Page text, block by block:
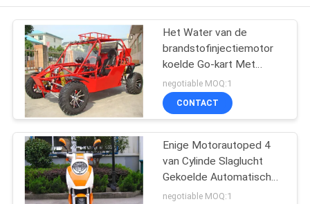
PRODUCTEN
ONGEVEER
ONS
FABRIEKSREIS
KWALITEITSCONTROLE
Vierwielige ATV
ATV-Vierlingfiets
27
Het Water van de
brandstofinjectiemotor
koelde Go-kart Met
fouten met Voet In
werking gestelde
Koppeling 800CC
negotiable MOQ:1
CONTACT
Enige Motorautoped 4
van Cylinde Slaglucht
Gekoelde Automatische
Koppeling
negotiable MOQ:1